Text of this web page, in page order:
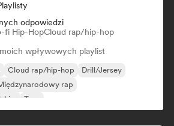
odpowiedzi
fi Hip-HopCloud rap/hip-hop
wpływowych playlist
Cloud rap/hip-hop
Drill/Jersey
rap
Trap